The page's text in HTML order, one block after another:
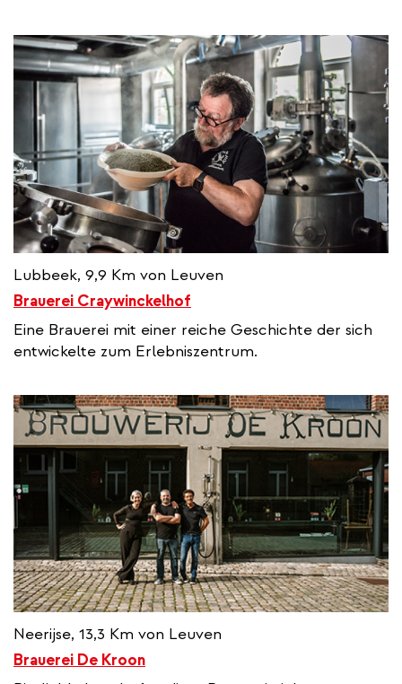
Lubbeek, 9,9 Km von Leuven
Brauerei Craywinckelhof
Eine Brauerei mit einer reiche Geschichte der sich
entwickelte zum Erlebniszentrum.
Neerijse, 13,3 Km von Leuven
Brauerei De Kroon